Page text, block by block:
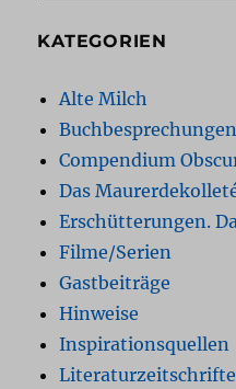
KATEGORIEN
Alte Milch
Buchbesprechungen
Compendium
Das
Erschütterungen.
Filme/Serien
Gastbeiträge
Hinweise
Inspirationsquellen